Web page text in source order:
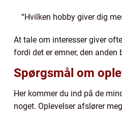
“Hvilken hobby giver dig
At tale om interesser giver
fordi det er emner, den anden
Spørgsmål om
Her kommer du ind på de
noget. Oplevelser afslører